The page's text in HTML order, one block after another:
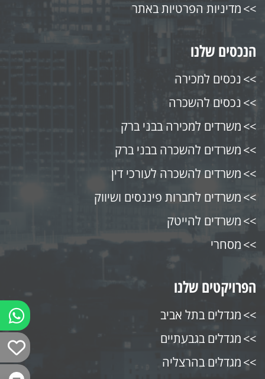
מדיניות הפרטיות באתר
הנכסים שלנו
נכסים למכירה
נכסים להשכרה
משרדים למכירה בבני ברק
משרדים להשכרה בבני ברק
משרדים להשכרה לעורכי דין
משרדים לחברות פיננסים ושיווק
משרדים להייטק
מסחרי
הפרויקטים שלנו
מגדלים בתל אביב
מגדלים בגבעתיים
מגדלים בהרצליה